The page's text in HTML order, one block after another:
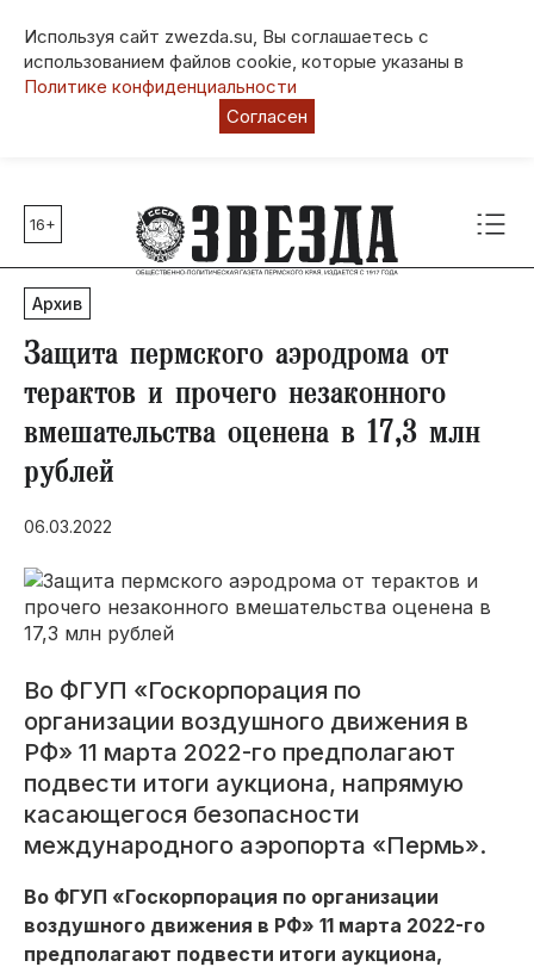
Используя сайт zwezda.su, Вы соглашаетесь с
использованием файлов cookie, которые указаны в
Политике конфиденциальности
Согласен
Главные темы
80 лет Победы
Молодежная столица РФ
СВО
Социальная поддержка
Инфраструктура
Благоустройство
16+
Архив
Защита пермского аэродрома от
терактов и прочего незаконного
вмешательства оценена в 17,3 млн
рублей
06.03.2022
Во ФГУП «Госкорпорация по
организации воздушного движения в
РФ» 11 марта 2022-го предполагают
подвести итоги аукциона, напрямую
касающегося безопасности
международного аэропорта «Пермь».
Во ФГУП «Госкорпорация по организации
воздушного движения в РФ» 11 марта 2022-го
предполагают подвести итоги аукциона,